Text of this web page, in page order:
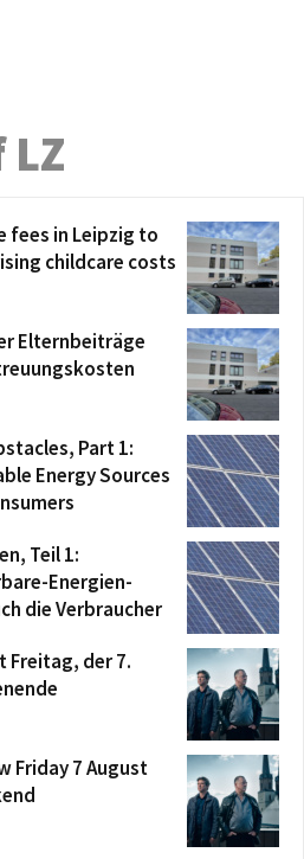
fees in Leipzig to
childcare costs
Elternbeiträge
Part 1:
Energy Sources
Teil 1:
Energien-
die Verbraucher
Freitag, der 7.
Friday 7 August